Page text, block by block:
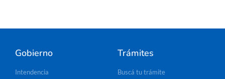
Gobierno
Intendencia
Trámites
Buscá tu trámite